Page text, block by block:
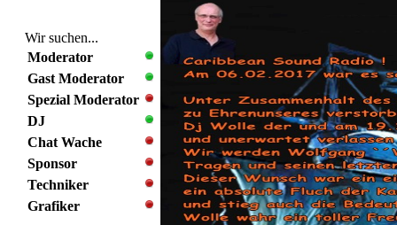
Wir suchen...
Moderator
Gast Moderator
Spezial Moderator
DJ
Chat Wache
Sponsor
Techniker
Grafiker